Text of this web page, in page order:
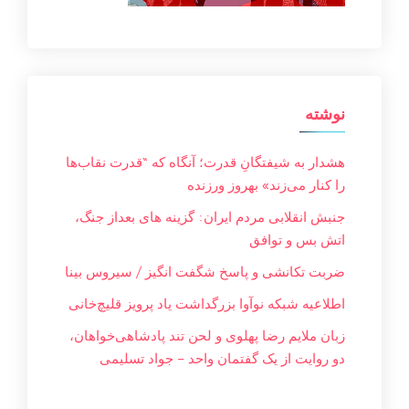
نوشته
هشدار به شیفتگانِ قدرت؛ آنگاه که “قدرت نقاب‌ها
را کنار می‌زند» بهروز ورزنده
جنبش انقلابی مردم ایران: گزینه های بعداز جنگ،
اتش بس و توافق
ضربت تکانشی و پاسخ شگفت انگیز / سیروس بینا
اطلاعیه شبکه نوآوا بزرگداشت یاد پرویز قلیچ‌خانی
زبان ملایم‌ رضا پهلوی و لحن تند پادشاهی‌خواهان،
دو روایت از یک گفتمان واحد – جواد تسليمی